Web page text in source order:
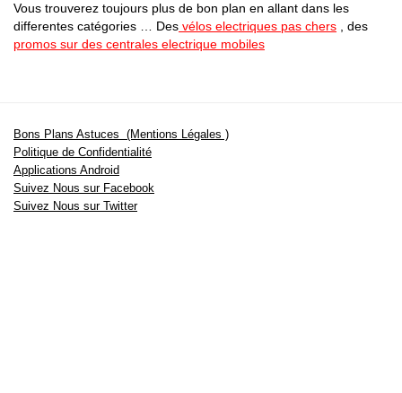
Vous trouverez toujours plus de bon plan en allant dans les
differentes catégories … Des vélos electriques pas chers , des
promos sur des centrales electrique mobiles
Bons Plans Astuces (Mentions Légales )
Politique de Confidentialité
Applications Android
Suivez Nous sur Facebook
Suivez Nous sur Twitter